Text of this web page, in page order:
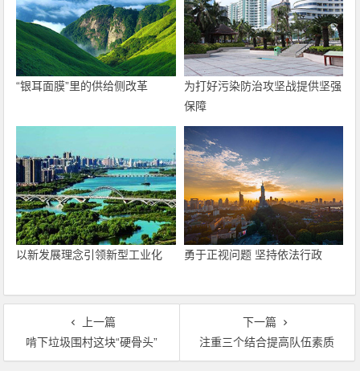
“银耳面膜”里的供给侧改革
为打好污染防治攻坚战提供坚强
保障
以新发展理念引领新型工业化 勇于正视问题 坚持依法行政
上一篇
啃下垃圾围村这块“硬骨头”
下一篇
注重三个结合提高队伍素质